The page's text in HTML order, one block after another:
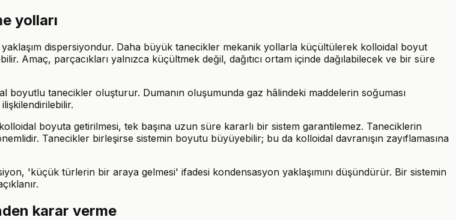
yolları
dispersiyondur. Daha büyük tanecikler mekanik yollarla küçültülerek kolloidal boyut
Amaç, parçacıkları yalnızca küçültmek değil, dağıtıcı ortam içinde dağılabilecek ve bir süre
tanecikler oluşturur. Dumanın oluşumunda gaz hâlindeki maddelerin soğuması
boyuta getirilmesi, tek başına uzun süre kararlı bir sistem garantilemez. Taneciklerin
Tanecikler birleşirse sistemin boyutu büyüyebilir; bu da kolloidal davranışın zayıflamasına
'küçük türlerin bir araya gelmesi' ifadesi kondensasyon yaklaşımını düşündürür. Bir sistemin
karar verme